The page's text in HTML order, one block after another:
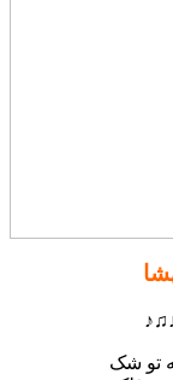
تو شک